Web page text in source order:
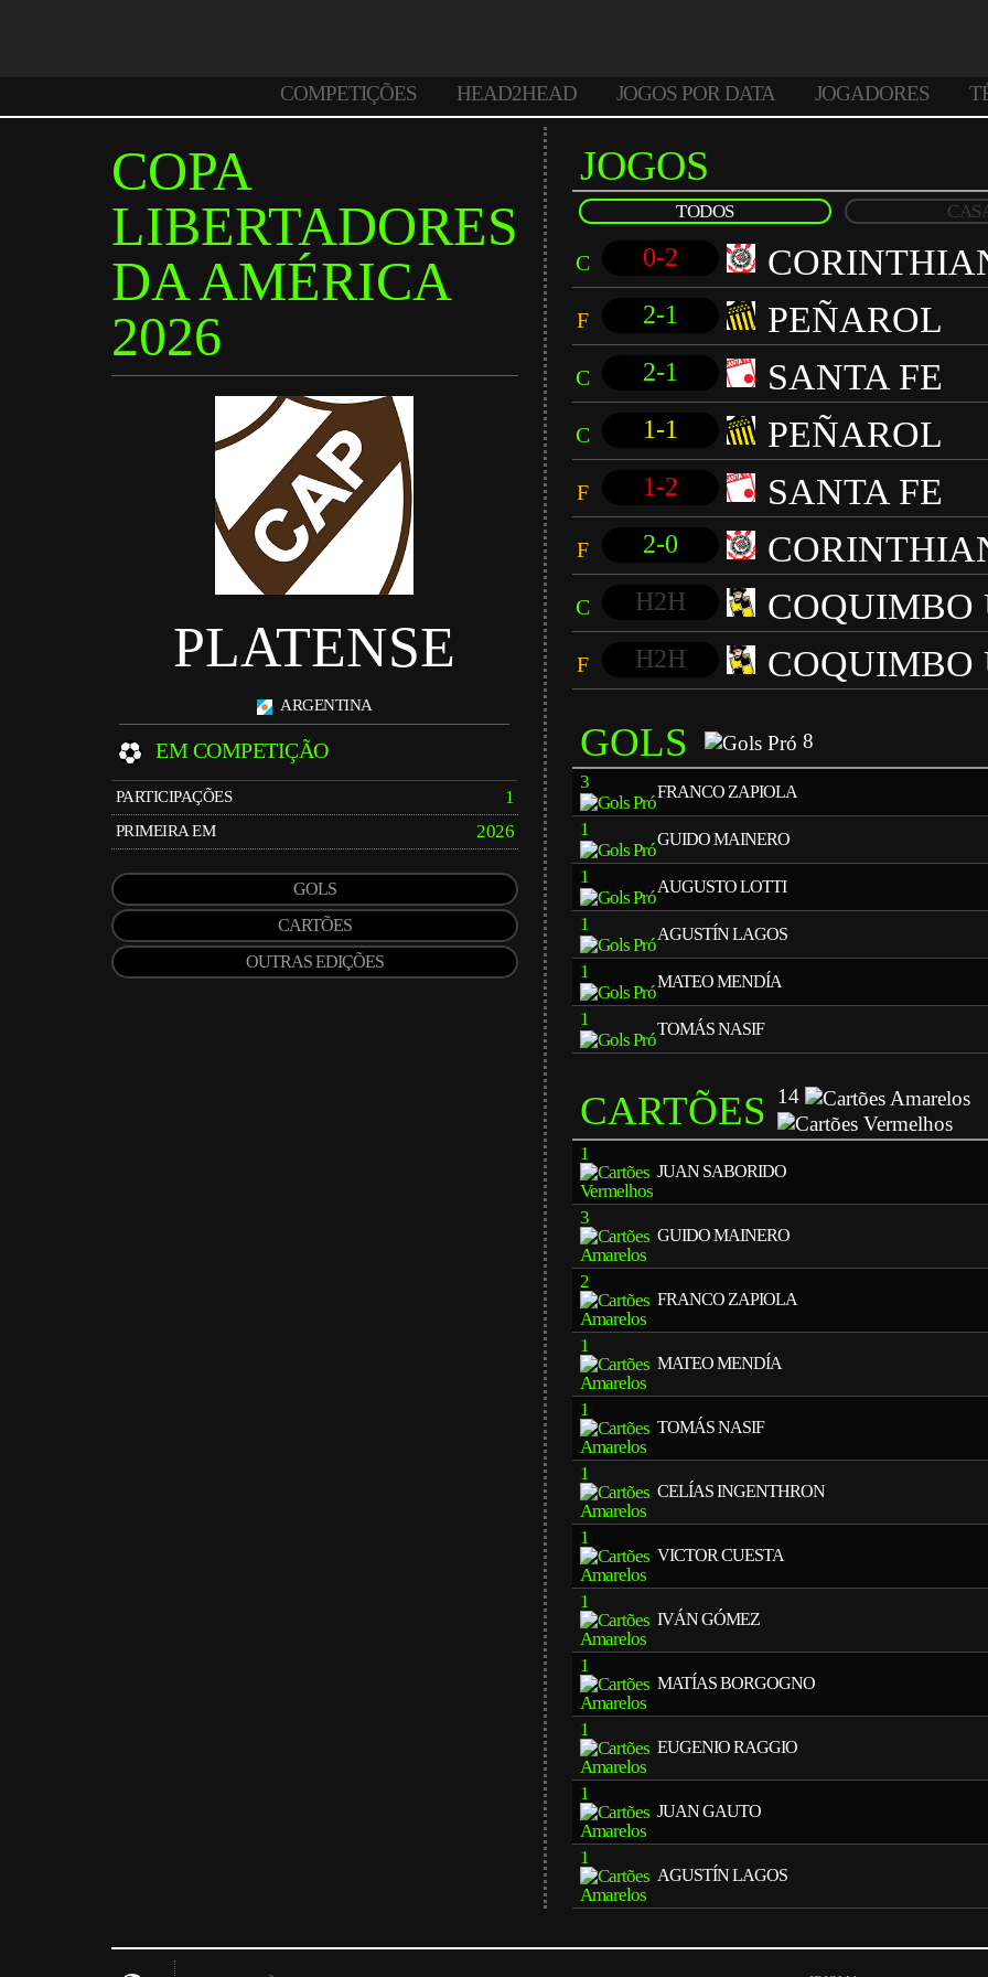
COMPETIÇÕES HEAD2HEAD JOGOS POR DATA JOGADORES
COPA
LIBERTADORES
DA AMÉRICA
2026
PLATENSE
ARGENTINA
EM COMPETIÇÃO
PARTICIPAÇÕES 1
PRIMEIRA EM 2026
GOLS
CARTÕES
OUTRAS EDIÇÕES
JOGOS
TODOS
C 0-2
F 2-1 PEÑAROL
C 2-1 SANTA FE
C 1-1 PEÑAROL
F 1-2 SANTA FE
F 2-0
C H2H COQUIMBO
F H2H COQUIMBO
GOLS 8
3 FRANCO ZAPIOLA
1 GUIDO MAINERO
1 AUGUSTO LOTTI
1 AGUSTÍN LAGOS
1 MATEO MENDÍA
1 TOMÁS NASIF
CARTÕES 14
1
JUAN SABORIDO
3
GUIDO MAINERO
2
FRANCO ZAPIOLA
1
MATEO MENDÍA
1
TOMÁS NASIF
1
CELÍAS INGENTHRON
1
VICTOR CUESTA
1
IVÁN GÓMEZ
1
MATÍAS BORGOGNO
1
EUGENIO RAGGIO
1
JUAN GAUTO
1
AGUSTÍN LAGOS